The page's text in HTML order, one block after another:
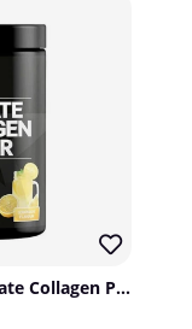
Star Nutrition Ultimate Collagen Powder, 400 g
passar dig bäst.